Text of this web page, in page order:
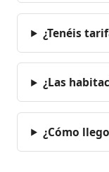
¿Tenéis
¿Las
¿Cómo